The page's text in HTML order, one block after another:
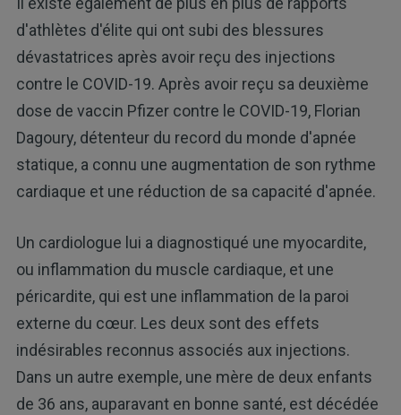
d'athlètes d'élite qui ont subi des blessures
dévastatrices après avoir reçu des injections
contre le COVID-19. Après avoir reçu sa deuxième
dose de vaccin Pfizer contre le COVID-19, Florian
Dagoury, détenteur du record du monde d'apnée
statique, a connu une augmentation de son rythme
cardiaque et une réduction de sa capacité d'apnée.
Un cardiologue lui a diagnostiqué une myocardite,
ou inflammation du muscle cardiaque, et une
péricardite, qui est une inflammation de la paroi
externe du cœur. Les deux sont des effets
indésirables reconnus associés aux injections.
Dans un autre exemple, une mère de deux enfants
de 36 ans, auparavant en bonne santé, est décédée